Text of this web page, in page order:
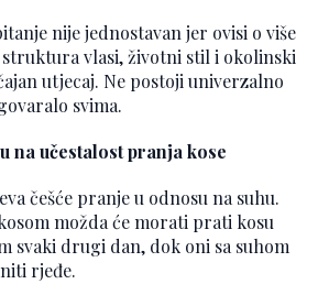
nije jednostavan jer ovisi o više
vlasi, životni stil i okolinski
utjecaj. Ne postoji univerzalno
svima.
na učestalost pranja kose
češće pranje u odnosu na suhu.
možda će morati prati kosu
svaki drugi dan, dok oni sa suhom
rjeđe.